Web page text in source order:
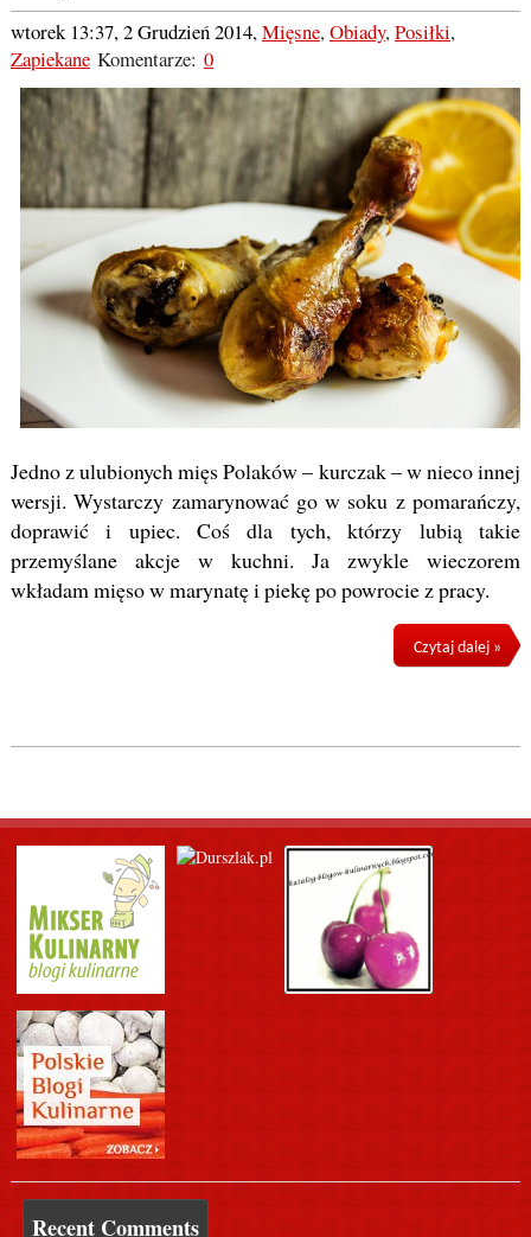
wtorek 13:37, 2 Grudzień 2014,Mięsne,Obiady,Posiłki,
ZapiekaneKomentarze: 0
Jedno z ulubionych mięs Polaków – kurczak – w nieco innej
wersji. Wystarczy zamarynować go w soku z pomarańczy,
doprawić i upiec. Coś dla tych, którzy lubią takie
przemyślane akcje w kuchni. Ja zwykle wieczorem
wkładam mięso w marynatę i piekę po powrocie z pracy.
Czytaj dalej »
Recent Comments